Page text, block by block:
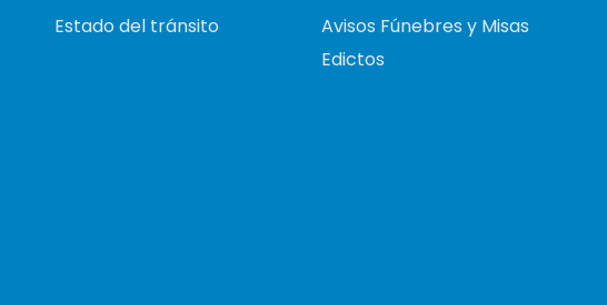
Estado del tránsito
Avisos Fúnebres y Misas
Edictos